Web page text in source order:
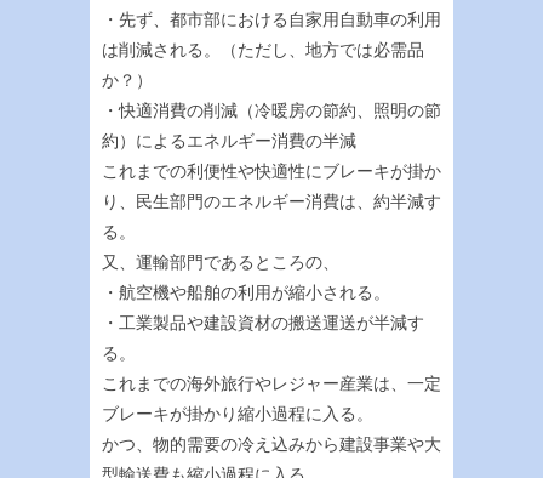
・先ず、都市部における自家用自動車の利用
は削減される。（ただし、地方では必需品
か？）
・快適消費の削減（冷暖房の節約、照明の節
約）によるエネルギー消費の半減
これまでの利便性や快適性にブレーキが掛か
り、民生部門のエネルギー消費は、約半減す
る。
又、運輸部門であるところの、
・航空機や船舶の利用が縮小される。
・工業製品や建設資材の搬送運送が半減す
る。
これまでの海外旅行やレジャー産業は、一定
ブレーキが掛かり縮小過程に入る。
かつ、物的需要の冷え込みから建設事業や大
型輸送費も縮小過程に入る。